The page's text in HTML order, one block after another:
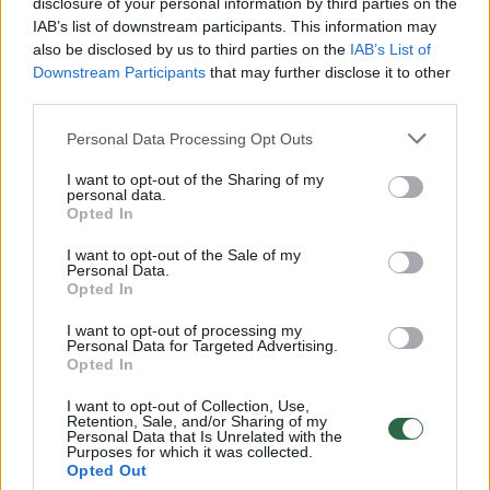
IAB’s list of downstream participants. This information may
also be disclosed by us to third parties on the IAB’s List of
Downstream Participants that may further disclose it to other
Personal Data Processing Opt Outs
I want to opt-out of the Sharing of my
personal data.
Opted In
I want to opt-out of the Sale of my
Personal Data.
Opted In
I want to opt-out of processing my
Personal Data for Targeted Advertising.
Opted In
I want to opt-out of Collection, Use,
Retention, Sale, and/or Sharing of my
Personal Data that Is Unrelated with the
Purposes for which it was collected.
Opted Out
00:00:30
Vaizdai iš tragiškos avarijos Vilniaus r.: dviejų moterų ir
vaiko gyvybių išgelbėti nepavyko
Savaitės vidurys nusimato karštas: temperatūra kils iki
32 laipsnių šilumos
vaizdas pribloškia
Žinios
00:00:55
Avarija Vilniuje: į stotelę įsirėžęs automobilis sužalojo
dvi moteris